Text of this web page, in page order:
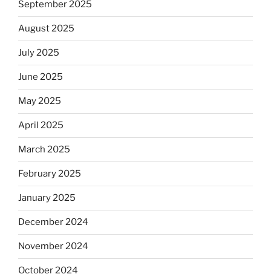
September 2025
August 2025
July 2025
June 2025
May 2025
April 2025
March 2025
February 2025
January 2025
December 2024
November 2024
October 2024